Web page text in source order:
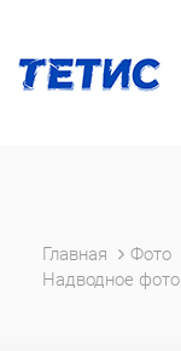
Главная Фото
Надводное фото